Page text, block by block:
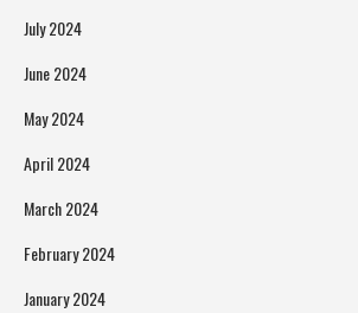
July 2024
June 2024
May 2024
April 2024
March 2024
February 2024
January 2024